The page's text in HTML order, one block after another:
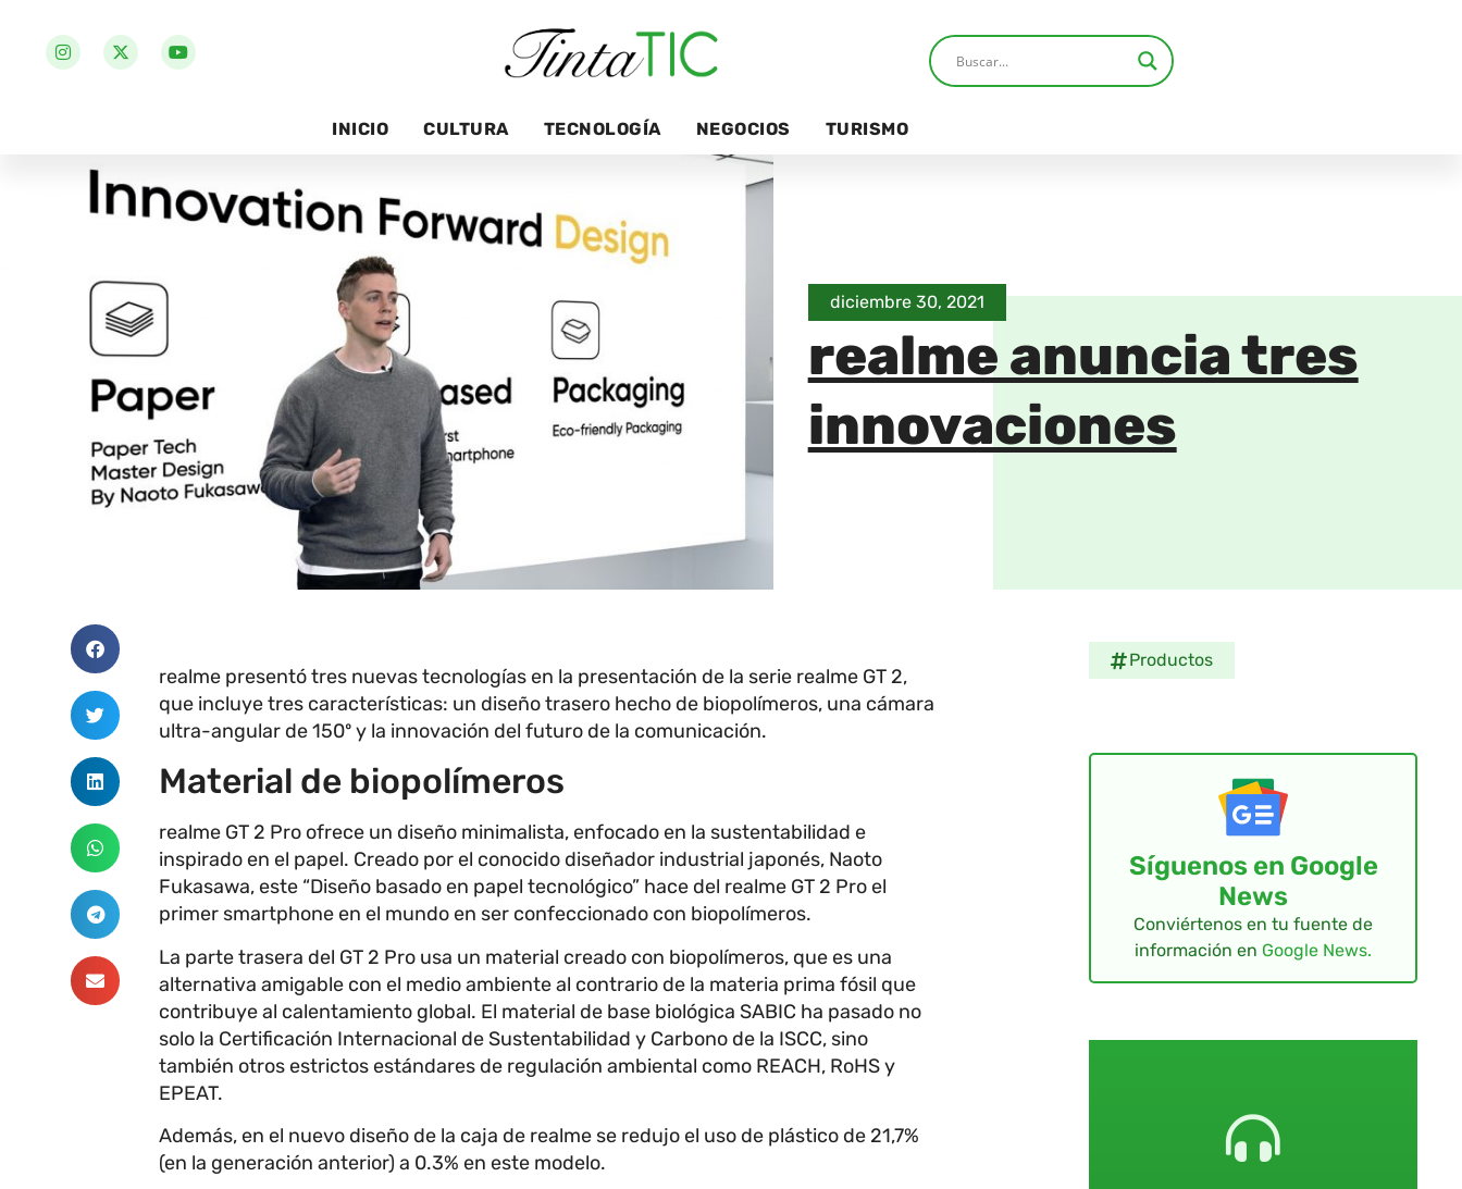
INICIO CULTURA TECNOLOGÍA NEGOCIOS TURISMO
diciembre 30, 2021
realme anuncia tres
innovaciones
realme presentó tres nuevas tecnologías en la presentación de la serie realme GT 2,
que incluye tres características: un diseño trasero hecho de biopolímeros, una cámara
ultra-angular de 150º y la innovación del futuro de la comunicación.
Material de biopolímeros
realme GT 2 Pro ofrece un diseño minimalista, enfocado en la sustentabilidad e
inspirado en el papel. Creado por el conocido diseñador industrial japonés, Naoto
Fukasawa, este “Diseño basado en papel tecnológico” hace del realme GT 2 Pro el
primer smartphone en el mundo en ser confeccionado con biopolímeros.
La parte trasera del GT 2 Pro usa un material creado con biopolímeros, que es una
alternativa amigable con el medio ambiente al contrario de la materia prima fósil que
contribuye al calentamiento global. El material de base biológica SABIC ha pasado no
solo la Certificación Internacional de Sustentabilidad y Carbono de la ISCC, sino
también otros estrictos estándares de regulación ambiental como REACH, RoHS y
EPEAT.
Además, en el nuevo diseño de la caja de realme se redujo el uso de plástico de 21,7%
(en la generación anterior) a 0.3% en este modelo.
Productos
Síguenos en Google
News
Conviértenos en tu fuente de
información en Google News.